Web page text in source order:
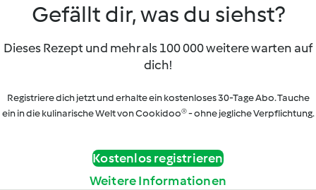
Gefällt dir, was du siehst?
Dieses Rezept und mehr als 100 000 weitere warten auf
dich!
Registriere dich jetzt und erhalte ein kostenloses 30-Tage Abo. Tauche
ein in die kulinarische Welt von Cookidoo® - ohne jegliche Verpflichtung.
Kostenlos registrieren
Weitere Informationen